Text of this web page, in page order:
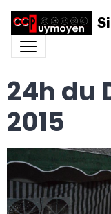
24h du
2015